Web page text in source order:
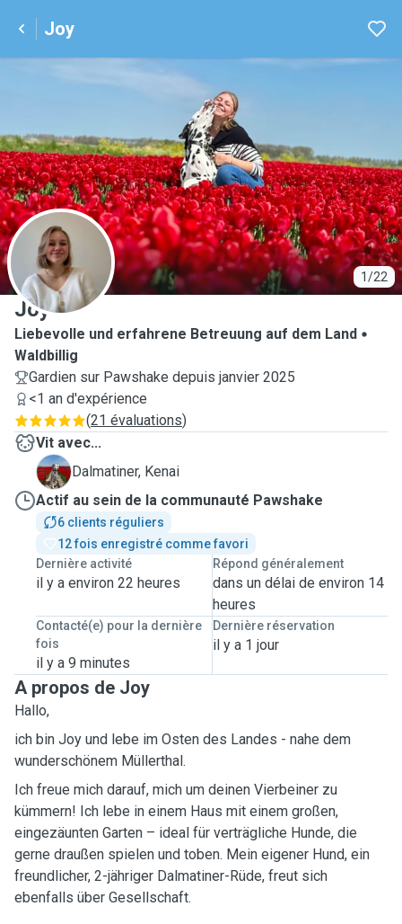
Joy
1/22
J
Joy
Liebevolle und erfahrene Betreuung auf dem Land
Waldbillig
Gardien sur Pawshake depuis janvier 2025
<1 an d'expérience
(21 évaluations)
Vit avec...
K
Dalmatiner, Kenai
Actif au sein de la communauté Pawshake
6 clients réguliers
12 fois enregistré comme favori
Dernière activité
il y a environ 22 heures
Répond généralement
dans un délai de environ 14
heures
Contacté(e) pour la dernière
fois
il y a 9 minutes
Dernière réservation
il y a 1 jour
A propos de Joy
Hallo,
ich bin Joy und lebe im Osten des Landes - nahe dem
wunderschönem Müllerthal.
Ich freue mich darauf, mich um deinen Vierbeiner zu
kümmern! Ich lebe in einem Haus mit einem großen,
eingezäunten Garten – ideal für verträgliche Hunde, die
gerne draußen spielen und toben. Mein eigener Hund, ein
freundlicher, 2-jähriger Dalmatiner-Rüde, freut sich
ebenfalls über Gesellschaft.